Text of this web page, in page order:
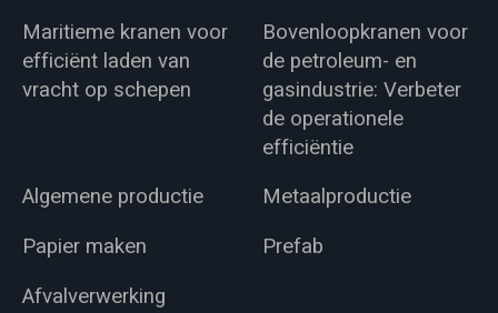
Maritieme kranen voor
efficiënt laden van
vracht op schepen
Bovenloopkranen voor
de petroleum- en
gasindustrie: Verbeter
de operationele
efficiëntie
Algemene productie
Metaalproductie
Papier maken
Prefab
Afvalverwerking